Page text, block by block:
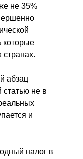
не 35%
которые
странах.
абзац
статью не в
и
налог в